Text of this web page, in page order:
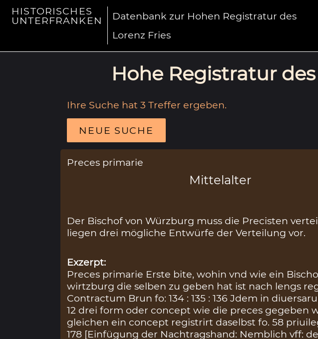
HISTORISCHES
UNTERFRANKEN
Datenbank zur Hohen Registratur des
Lorenz Fries
Hohe Registratur
Ihre Suche hat 3 Treffer ergeben.
NEUE SUCHE
Preces primarie
Mittelalter
Der Bischof von Würzburg muss die Precisten
liegen drei mögliche Entwürfe der Verteilung vor.
Exzerpt:
Preces primarie Erste bite, wohin vnd wie ein
wirtzburg die selben zu geben hat ist nach lengs
Contractum Brun fo: 134 : 135 : 136 Jdem in
12 drei form oder concept wie die preces gegeben
gleichen ein concept registrirt daselbst fo. 58
178 [Einfügung der Nachtragshand: Nemblich vff: